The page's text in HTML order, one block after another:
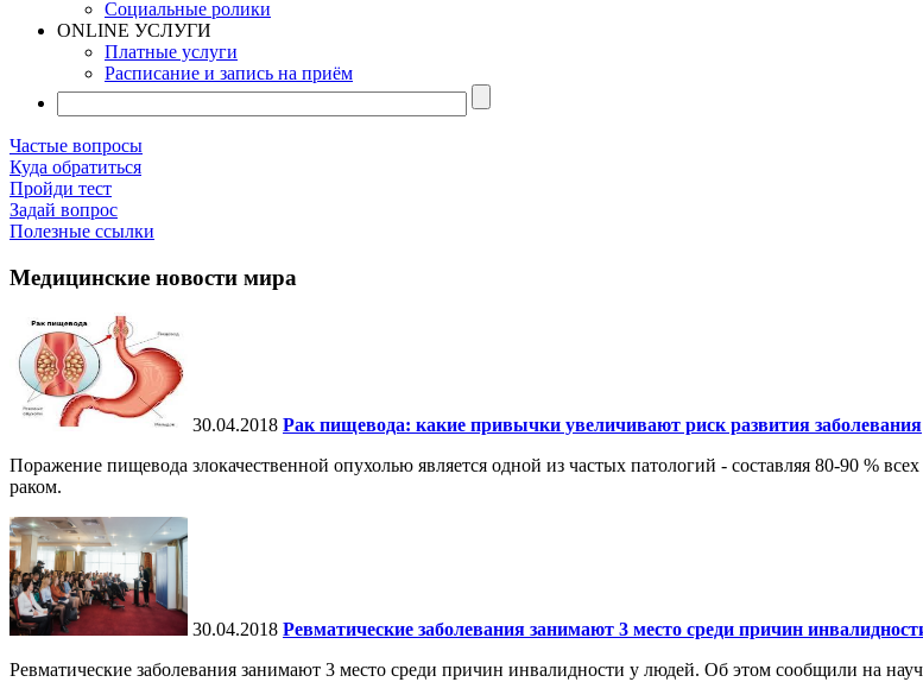
Социальные ролики
ONLINE УСЛУГИ
Платные услуги
Расписание и запись на приём
Частые вопросы
Куда обратиться
Пройди тест
Задай вопрос
Полезные ссылки
Медицинские новости мира
30.04.2018 Рак пищевода: какие привычки увеличивают риск развития заболевания
Поражение пищевода злокачественной опухолью является одной из частых патологий - составляя 80-90 %
раком.
30.04.2018 Ревматические заболевания занимают 3 место среди причин
Ревматические заболевания занимают 3 место среди причин инвалидности у людей. Об этом сообщили на